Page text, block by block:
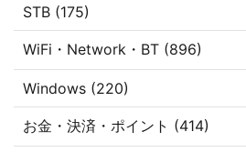
STB (175)
WiFi・Network・BT (896)
Windows (220)
お金・決済・ポイント (414)